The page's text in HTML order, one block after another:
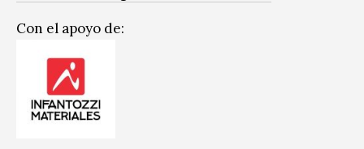
Con el apoyo de: